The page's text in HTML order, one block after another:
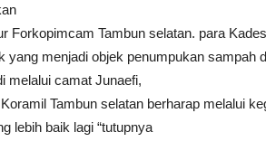
Forkopimcam Tambun selatan. para
yang menjadi objek penumpukan sampah
melalui camat Junaefi,
Tambun selatan berharap melalui
lebih baik lagi “tutupnya